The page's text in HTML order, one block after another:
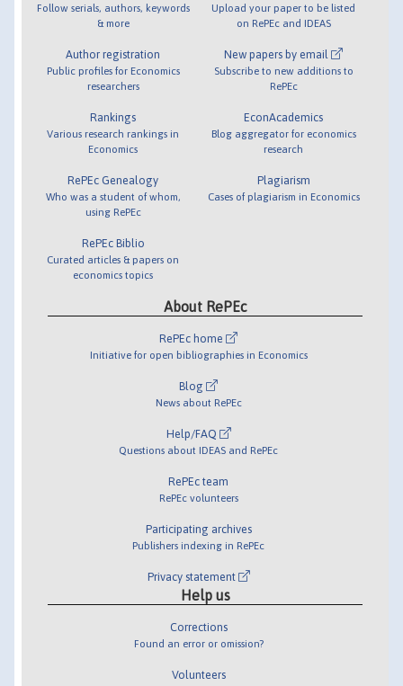
Follow serials, authors, keywords
& more
Author registration
Public profiles for Economics
researchers
Rankings
Various research rankings in
Economics
RePEc Genealogy
Who was a student of whom,
using RePEc
RePEc Biblio
Curated articles & papers on
economics topics
Upload your paper to be listed
on RePEc and IDEAS
New papers by email
Subscribe to new additions to
RePEc
EconAcademics
Blog aggregator for economics
research
Plagiarism
Cases of plagiarism in Economics
About RePEc
RePEc home
Initiative for open bibliographies in Economics
Blog
News about RePEc
Help/FAQ
Questions about IDEAS and RePEc
RePEc team
RePEc volunteers
Participating archives
Publishers indexing in RePEc
Privacy statement
Help us
Corrections
Found an error or omission?
Volunteers